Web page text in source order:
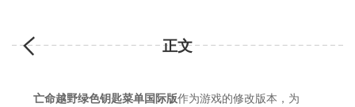
正文
亡命越野绿色钥匙菜单国际版作为游戏的修改版本，为